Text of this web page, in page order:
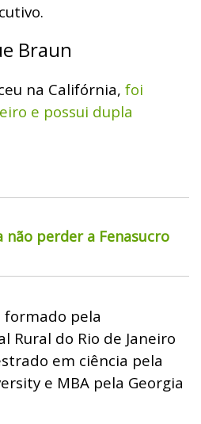
Braun
na Califórnia, foi
e possui dupla
não perder a Fenasucro
formado pela
Rural do Rio de Janeiro
em ciência pela
e MBA pela Georgia